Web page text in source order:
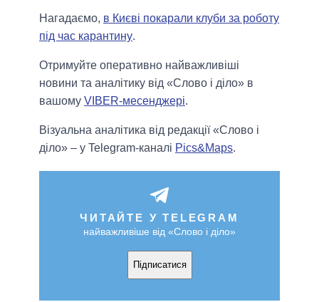
Нагадаємо, в Києві покарали клуби за роботу
під час карантину.
Отримуйте оперативно найважливіші
новини та аналітику від «Слово і діло» в
вашому VIBER-месенджері.
Візуальна аналітика від редакції «Слово і
діло» – у Telegram-каналі Pics&Maps.
ЧИТАЙТЕ У TELEGRAM
найважливіше від «Слово і діло»
Підписатися